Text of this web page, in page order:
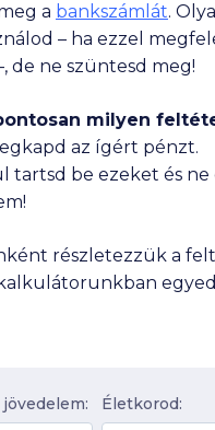
a bankszámlát.
– ha ezzel
de ne szüntesd meg!
milyen
az ígért pénzt.
tartsd be ezeket és ne
részletezzük a
Életkorod: